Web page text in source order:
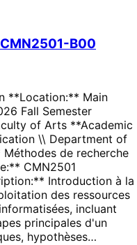
B00
**Location:** Main
Fall Semester
of Arts **Academic
\\ Department of
de recherche
CMN2501
Introduction à la
des ressources
incluant
principales d'un
hypothèses…